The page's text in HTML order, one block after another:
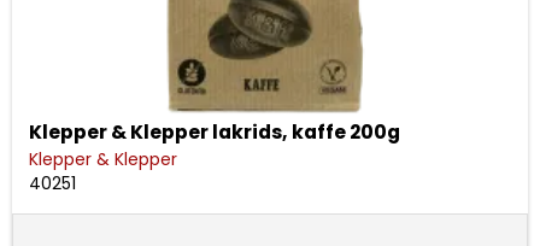
Klepper & Klepper lakrids, kaffe 200g
Klepper & Klepper
40251